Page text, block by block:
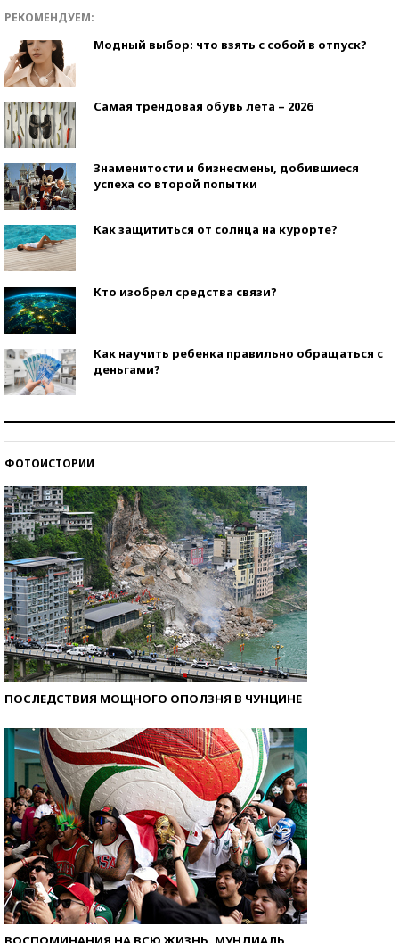
РЕКОМЕНДУЕМ:
Модный выбор: что взять с собой в отпуск?
Самая трендовая обувь лета – 2026
Знаменитости и бизнесмены, добившиеся
успеха со второй попытки
Как защититься от солнца на курорте?
Кто изобрел средства связи?
Как научить ребенка правильно обращаться с
деньгами?
ФОТОИСТОРИИ
ПОСЛЕДСТВИЯ МОЩНОГО ОПОЛЗНЯ В ЧУНЦИНЕ